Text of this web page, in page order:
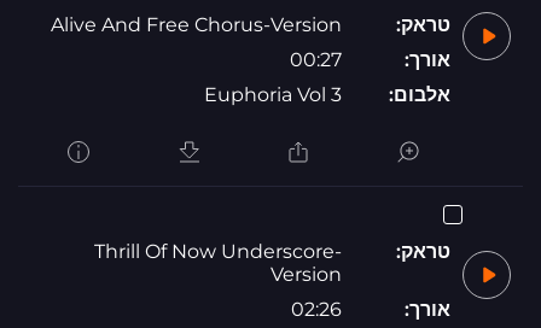
טראק:
Alive And Free Chorus-Version
אורך:
00:27
אלבום:
Euphoria Vol 3
טראק:
Thrill Of Now Underscore-
Version
אורך:
02:26